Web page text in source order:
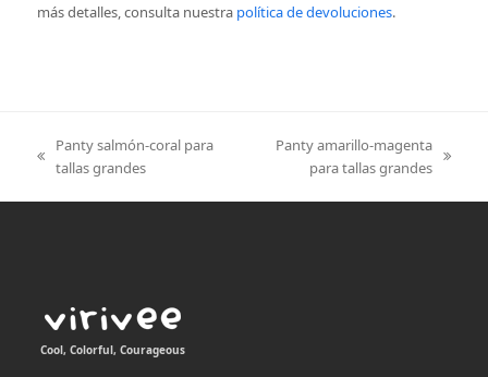
más detalles, consulta nuestra política de devoluciones.
previous
Panty salmón-coral para
tallas grandes
Panty amarillo-magenta
para tallas grandes
Cool, Colorful, Courageous